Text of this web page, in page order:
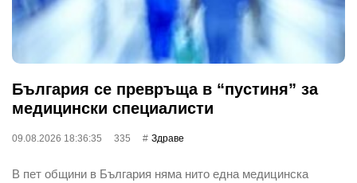
България се превръща в “пустиня” за
медицински специалисти
09.08.2026 18:36:35 335 Здраве
В пет общини в България няма нито една медицинска